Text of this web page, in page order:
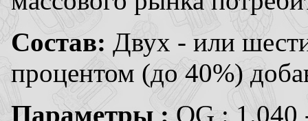
Состав: Двух - или
процентом (до 40%)
Параметры : OG : 1.040